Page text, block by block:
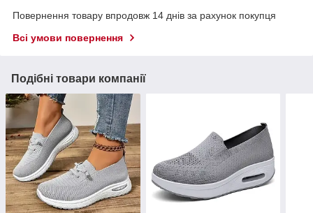
Повернення товару впродовж 14 днів за рахунок покупця
Всі умови повернення
Подібні товари компанії